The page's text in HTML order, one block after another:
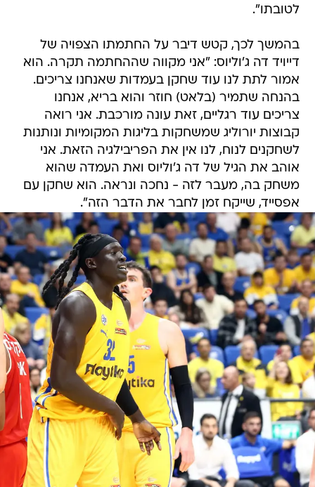
לטובתו".
בהמשך לכך, קטש דיבר על החתמתו הצפויה של
דייויד דה ג'וליוס: "אני מקווה שההחתמה תקרה. הוא
אמור לתת לנו עוד שחקן בעמדות שאנחנו צריכים.
בהנחה שתמיר (בלאט) חוזר והוא בריא, אנחנו
צריכים עוד רגליים, זאת עונה מורכבת. אני רואה
קבוצות יורוליג שמשחקות בליגות המקומיות ונותנות
לשחקנים לנוח, לנו אין את הפריבילגיה הזאת. אני
אוהב את הגיל של דה ג'וליוס ואת העמדה שהוא
משחק בה, מעבר לזה - נחכה ונראה. הוא שחקן עם
אפסייד, שייקח זמן לחבר את הדבר הזה".